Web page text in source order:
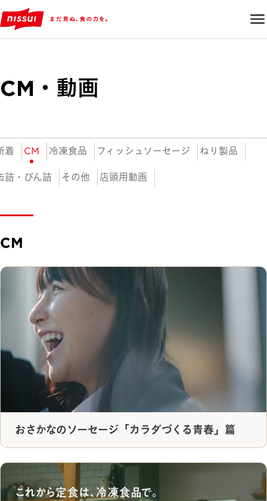
CM・動画
着 CM 冷凍食品 フィッシュソーセージ ねり製品
詰・びん詰 その他 店頭用動画
CM
おさかなのソーセージ「カラダづくる青春」篇